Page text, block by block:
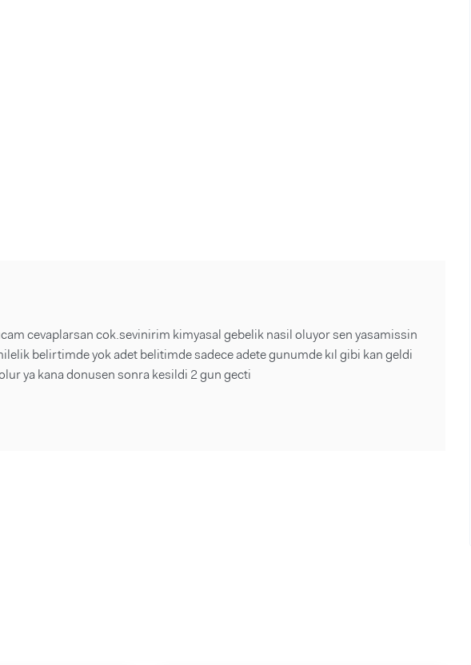
cevaplarsan cok.sevinirim kimyasal gebelik nasil oluyor sen yasamissin
belirtimde yok adet belitimde sadece adete gunumde kıl gibi kan geldi
ya kana donusen sonra kesildi 2 gun gecti